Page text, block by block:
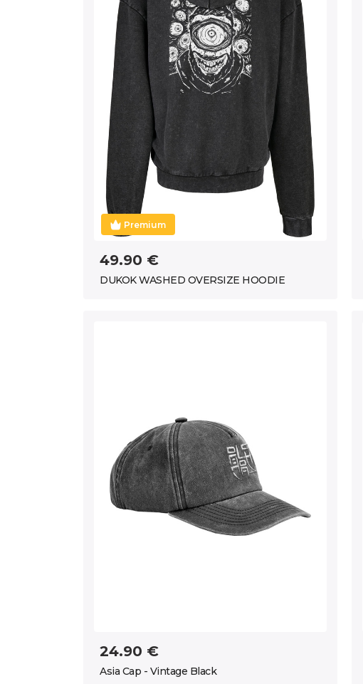
Premium
49.90 €
DUKOK WASHED OVERSIZE HOODIE
24.90 €
Asia Cap - Vintage Black